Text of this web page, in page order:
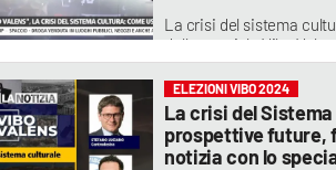
La crisi del sistema
dello speciale Vibo
studio Stefano Luciano,
Antonio Lo Schiavo e
ELEZIONI VIBO 2024
La crisi del
prospettive future,
notizia con lo